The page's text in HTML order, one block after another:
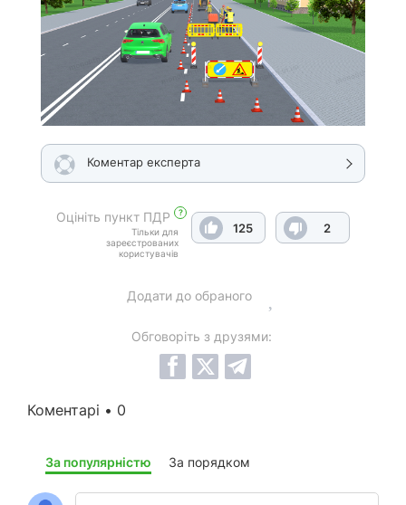
Коментар експерта
Оцініть пункт ПДР ?
Тільки для
зареєстрованих
користувачів
125 2
Додати до обраного
Обговоріть з друзями:
Коментарі • 0
За популярністю За порядком